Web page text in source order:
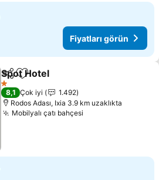
Fiyatları görün
PaylaşFavorilerime ekle
Spot Hotel
1 Yıldız
8,1 Çok iyi
1.492
Rodos Adası, Ixia 3.9 km uzaklıkta
Mobilyalı çatı bahçesi